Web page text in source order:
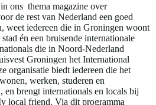
ons thema magazine over
de rest van Nederland een goed
weet iedereen die in Groningen woont
én een bruisende internationale
die in Noord-Nederland
Groningen het International
organisatie biedt iedereen die het
werken, studeren en
en brengt internationals en locals bij
local friend. Via dit programma